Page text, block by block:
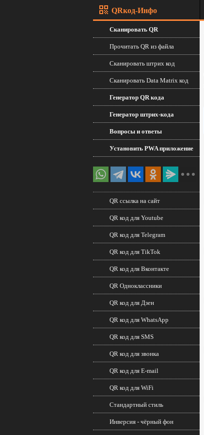
QRкод-Инфо
Сканировать QR
Прочитать QR из файла
Сканировать штрих код
Сканировать Data Matrix код
Генератор QR кода
Генератор штрих-кода
Вопросы и ответы
Установить PWA приложение
QR ссылка на сайт
QR код для Youtube
QR код для Telegram
QR код для TikTok
QR код для Вконтакте
QR Одноклассники
QR код для Дзен
QR код для WhatsApp
QR код для SMS
QR код для звонка
QR код для E-mail
QR код для WiFi
Стандартный стиль
Инверсия - чёрный фон